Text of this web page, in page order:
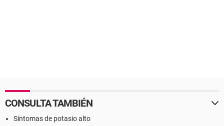
CONSULTA TAMBIÉN
Síntomas de potasio alto